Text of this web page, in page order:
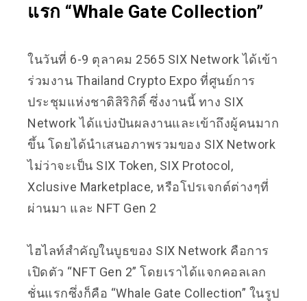
แรก “Whale Gate Collection”
ในวันที่ 6-9 ตุลาคม 2565 SIX Network ได้เข้า
ร่วมงาน Thailand Crypto Expo ที่ศูนย์การ
ประชุมแห่งชาติสิริกิติ์ ซึ่งงานนี้ ทาง SIX
Network ได้แบ่งปันผลงานและเข้าถึงผู้คนมาก
ขึ้น โดยได้นำเสนอภาพรวมของ SIX Network
ไม่ว่าจะเป็น SIX Token, SIX Protocol,
Xclusive Marketplace, หรือโปรเจกต์ต่างๆที่
ผ่านมา และ NFT Gen 2
ไฮไลท์สำคัญในบูธของ SIX Network คือการ
เปิดตัว “NFT Gen 2” โดยเราได้แจกคอลเลก
ชั่นแรกซึ่งก็คือ “Whale Gate Collection” ในรูป